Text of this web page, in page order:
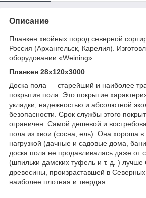
Описание
Планкен хвойных пород северной
Россия (Архангельск, Карелия).
оборудовании «Weining».
Планкен 28х120х3000
Доска пола — старейший и наиболее
покрытия пола. Это покрытие
укладки, надежностью и абсолютной
безопасности. Срок службы этого
ограничен. Самой дешевой и
пола из хвои (сосна, ель). Она хороша
нагрузкой (дачные и садовые дома,
доска пола не продавливалась даже от
(шпильки дамских туфель и т. д. ) лучше
древесины, произраставшей в
наиболее плотная и твердая.